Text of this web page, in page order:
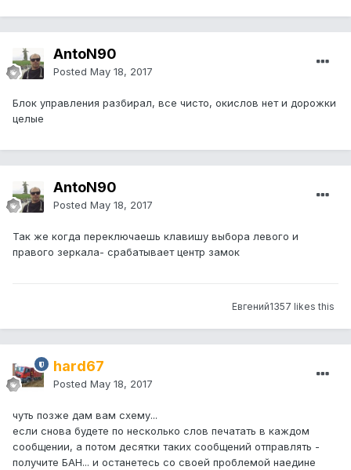
AntoN90
Posted May 18, 2017
Блок управления разбирал, все чисто, окислов нет и дорожки
целые
AntoN90
Posted May 18, 2017
Так же когда переключаешь клавишу выбора левого и
правого зеркала- срабатывает центр замок
Евгений1357 likes this
hard67
Posted May 18, 2017
чуть позже дам вам схему...
если снова будете по несколько слов печатать в каждом
сообщении, а потом десятки таких сообщений отправлять -
получите БАН... и останетесь со своей проблемой наедине